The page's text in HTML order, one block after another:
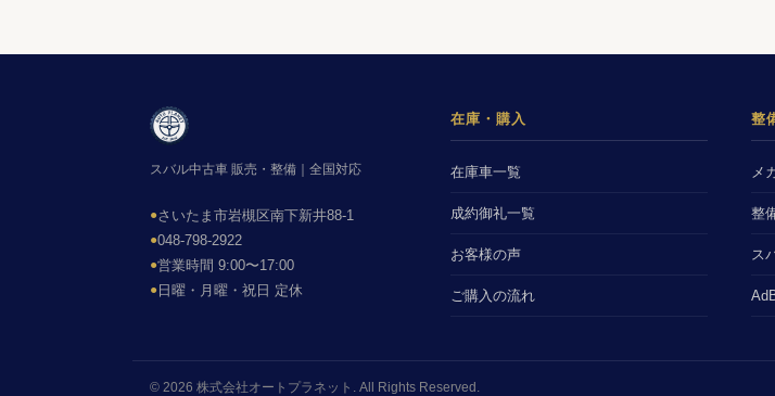
スバル中古車 販売・整備｜全国対応
●さいたま市岩槻区南下新井88-1
●048-798-2922
●営業時間 9:00〜17:00
● 日曜・月曜・祝日 定休
在庫・購入
在庫車一覧
成約御礼一覧
お客様の声
ご購入の流れ
整
メ
整
ス
© 2026 株式会社オートプラネット. All Rights Reserved.